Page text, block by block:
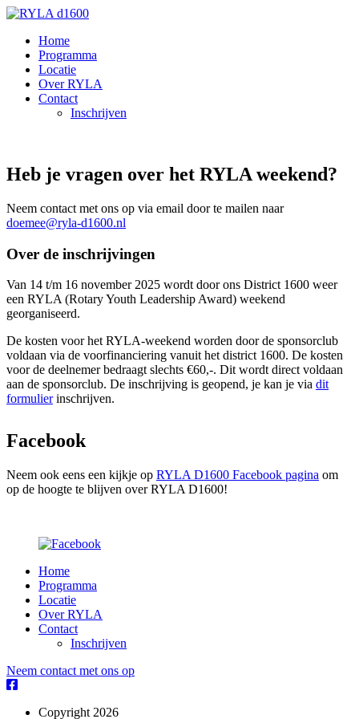
Home
Programma
Locatie
Over RYLA
Contact
Inschrijven
Heb je vragen over het RYLA weekend?
Neem contact met ons op via email door te mailen naar
doemee@ryla-d1600.nl
Over de inschrijvingen
Van 14 t/m 16 november 2025 wordt door ons District 1600 weer
een RYLA (Rotary Youth Leadership Award) weekend
georganiseerd.
De kosten voor het RYLA-weekend worden door de sponsorclub
voldaan via de voorfinanciering vanuit het district 1600. De kosten
voor de deelnemer bedraagt slechts €60,-. Dit wordt direct voldaan
aan de sponsorclub. De inschrijving is geopend, je kan je via dit
formulierinschrijven.
Facebook
Neem ook eens een kijkje op RYLA D1600 Facebook pagina om
op de hoogte te blijven over RYLA D1600!
Home
Programma
Locatie
Over RYLA
Contact
Inschrijven
Neem contact met ons op
Copyright 2026